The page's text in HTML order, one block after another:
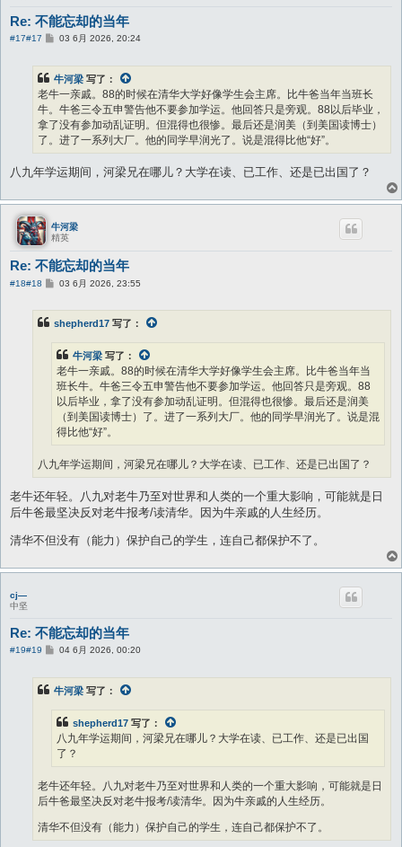
Re: 不能忘却的当年
#17#17
帖
03 6月 2026, 20:24
牛河梁 写了：
老牛一亲戚。88的时候在清华大学好像学生会主席。比牛爸当年当班长
牛。牛爸三令五申警告他不要参加学运。他回答只是旁观。88以后毕业，
拿了没有参加动乱证明。但混得也很惨。最后还是润美（到美国读博士）
了。进了一系列大厂。他的同学早润光了。说是混得比他“好”。
八九年学运期间，河梁兄在哪儿？大学在读、已工作、还是已出国了？
牛河梁
精英
Re: 不能忘却的当年
#18#18
帖
03 6月 2026, 23:55
shepherd17 写了：
牛河梁 写了：
老牛一亲戚。88的时候在清华大学好像学生会主席。比牛爸当年当
班长牛。牛爸三令五申警告他不要参加学运。他回答只是旁观。88
以后毕业，拿了没有参加动乱证明。但混得也很惨。最后还是润美
（到美国读博士）了。进了一系列大厂。他的同学早润光了。说是混
得比他“好”。
八九年学运期间，河梁兄在哪儿？大学在读、已工作、还是已出国了？
老牛还年轻。八九对老牛乃至对世界和人类的一个重大影响，可能就是日
后牛爸最坚决反对老牛报考/读清华。因为牛亲戚的人生经历。
清华不但没有（能力）保护自己的学生，连自己都保护不了。
cj—
中坚
Re: 不能忘却的当年
#19#19
帖
04 6月 2026, 00:20
牛河梁 写了：
shepherd17 写了：
八九年学运期间，河梁兄在哪儿？大学在读、已工作、还是已出国
了？
老牛还年轻。八九对老牛乃至对世界和人类的一个重大影响，可能就是日
后牛爸最坚决反对老牛报考/读清华。因为牛亲戚的人生经历。
清华不但没有（能力）保护自己的学生，连自己都保护不了。